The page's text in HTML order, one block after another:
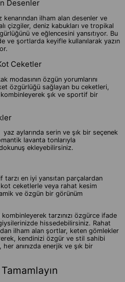
Desenler
ilham alan desenler ve
çizgiler, deniz kabukları ve tropikal
ve eğlencesini yansıtıyor. Bu
ve şortlarda keyifle kullanılarak yazın
Ceketler
modasının özgün yorumlarını
özgürlüğü sağlayan bu ceketleri,
şık ve sportif bir
aylarında serin ve şık bir seçenek
lavanta tonlarıyla
ekleyebilirsiniz.
en iyi yansıtan parçalardan
ceketlerle veya rahat kesim
ve özgün bir görünüm
tarzınızı özgürce ifade
hissedebilirsiniz. Rahat
ilham alan şortlar, keten gömlekler
kendinizi özgür ve stil sahibi
anınızda enerjik ve şık bir